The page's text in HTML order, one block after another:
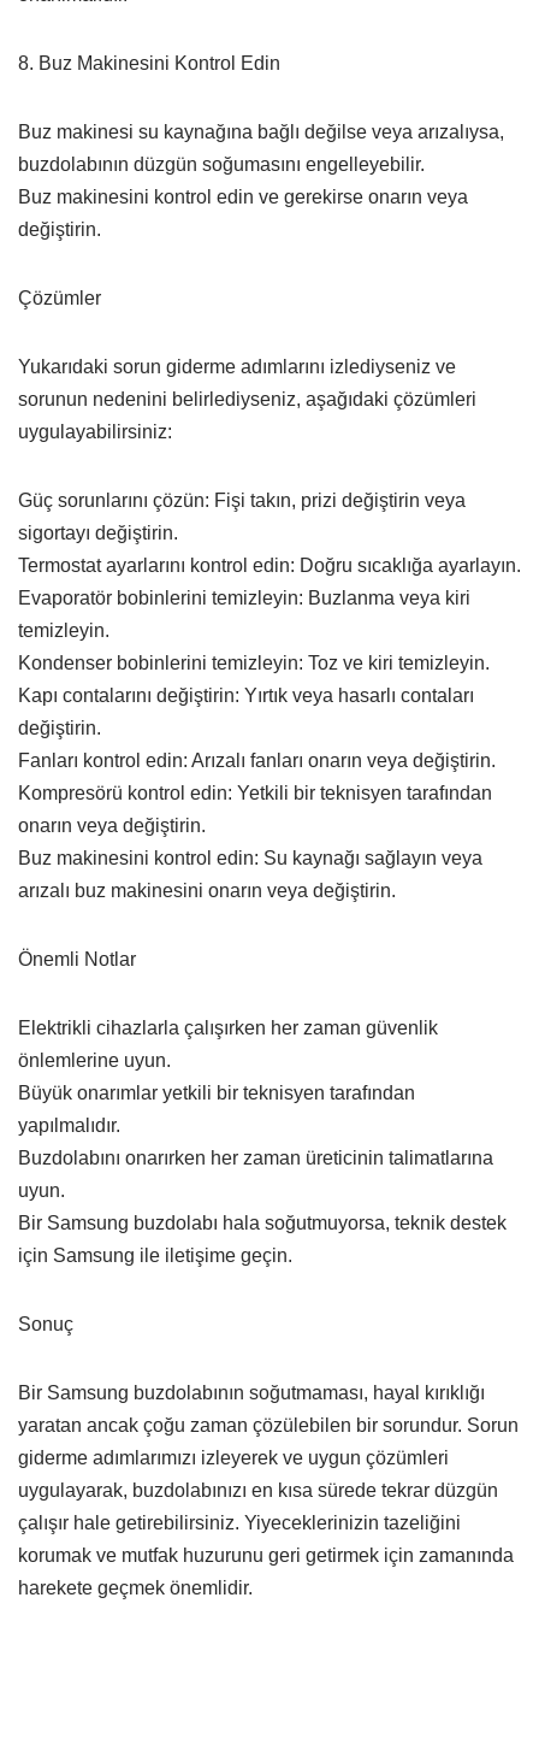
8. Buz Makinesini Kontrol Edin
Buz makinesi su kaynağına bağlı değilse veya arızalıysa,
buzdolabının düzgün soğumasını engelleyebilir.
Buz makinesini kontrol edin ve gerekirse onarın veya
değiştirin.
Çözümler
Yukarıdaki sorun giderme adımlarını izlediyseniz ve
sorunun nedenini belirlediyseniz, aşağıdaki çözümleri
uygulayabilirsiniz:
Güç sorunlarını çözün: Fişi takın, prizi değiştirin veya
sigortayı değiştirin.
Termostat ayarlarını kontrol edin: Doğru sıcaklığa ayarlayın.
Evaporatör bobinlerini temizleyin: Buzlanma veya kiri
temizleyin.
Kondenser bobinlerini temizleyin: Toz ve kiri temizleyin.
Kapı contalarını değiştirin: Yırtık veya hasarlı contaları
değiştirin.
Fanları kontrol edin: Arızalı fanları onarın veya değiştirin.
Kompresörü kontrol edin: Yetkili bir teknisyen tarafından
onarın veya değiştirin.
Buz makinesini kontrol edin: Su kaynağı sağlayın veya
arızalı buz makinesini onarın veya değiştirin.
Önemli Notlar
Elektrikli cihazlarla çalışırken her zaman güvenlik
önlemlerine uyun.
Büyük onarımlar yetkili bir teknisyen tarafından
yapılmalıdır.
Buzdolabını onarırken her zaman üreticinin talimatlarına
uyun.
Bir Samsung buzdolabı hala soğutmuyorsa, teknik destek
için Samsung ile iletişime geçin.
Sonuç
Bir Samsung buzdolabının soğutmaması, hayal kırıklığı
yaratan ancak çoğu zaman çözülebilen bir sorundur. Sorun
giderme adımlarımızı izleyerek ve uygun çözümleri
uygulayarak, buzdolabınızı en kısa sürede tekrar düzgün
çalışır hale getirebilirsiniz. Yiyeceklerinizin tazeliğini
korumak ve mutfak huzurunu geri getirmek için zamanında
harekete geçmek önemlidir.